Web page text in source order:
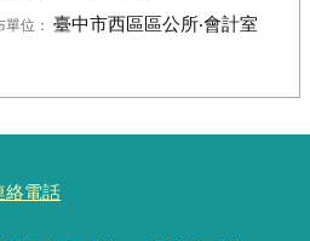
單位： 臺中市西區區公所‧會計室
絡電話